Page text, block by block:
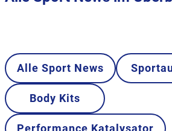
Alle Sport News
Body Kits
Performance Katalysator